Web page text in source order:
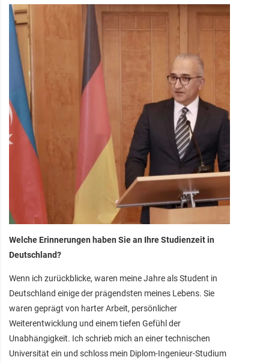
Welche Erinnerungen haben Sie an Ihre Studienzeit in
Deutschland?
Wenn ich zurückblicke, waren meine Jahre als Student in
Deutschland einige der prägendsten meines Lebens. Sie
waren geprägt von harter Arbeit, persönlicher
Weiterentwicklung und einem tiefen Gefühl der
Unabhängigkeit. Ich schrieb mich an einer technischen
Universität ein und schloss mein Diplom-Ingenieur-Studium